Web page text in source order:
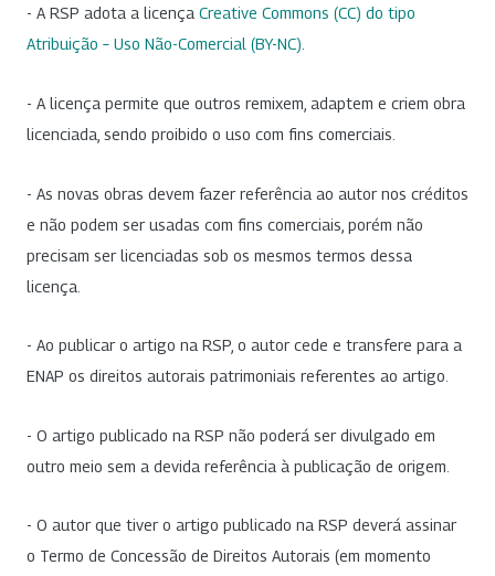
- A RSP adota a licença Creative Commons (CC) do tipo
Atribuição – Uso Não-Comercial (BY-NC)
- A licença permite que outros remixem, adaptem e criem obra
licenciada, sendo proibido o uso com fins comerciais.
- As novas obras devem fazer referência ao autor nos créditos
e não podem ser usadas com fins comerciais, porém não
precisam ser licenciadas sob os mesmos termos dessa
licença.
- Ao publicar o artigo na RSP, o autor cede e transfere para a
ENAP os direitos autorais patrimoniais referentes ao artigo.
- O artigo publicado na RSP não poderá ser divulgado em
outro meio sem a devida referência à publicação de origem.
- O autor que tiver o artigo publicado na RSP deverá assinar
o Termo de Concessão de Direitos Autorais (em momento